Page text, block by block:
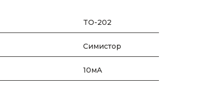
TO-202
Симистор
10мА